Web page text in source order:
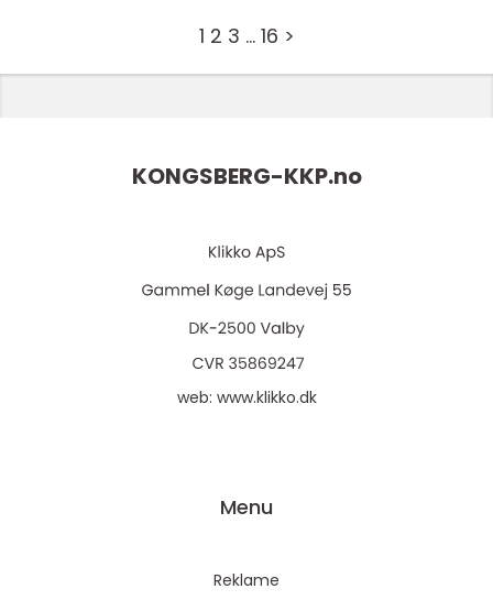
1 2 3 … 16 >
KONGSBERG-KKP.no
web: www.klikko.dk
Menu
Reklame